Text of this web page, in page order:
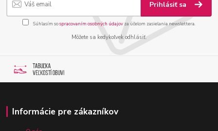
Prihlásiť sa
Súhlasím sospracovaním osobných údajov za účelom zasielania newslettera.
Môžete sa kedykoľvek odhlásiť.
Informácie pre zákazníkov